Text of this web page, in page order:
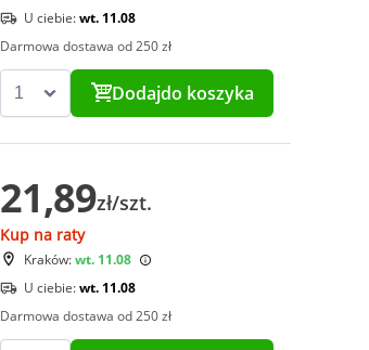
U ciebie:wt. 11.08
Darmowa dostawa od 250 zł
Dodajdo koszyka
21,89zł/szt.
Kup na raty
Kraków:wt. 11.08
U ciebie:wt. 11.08
Darmowa dostawa od 250 zł